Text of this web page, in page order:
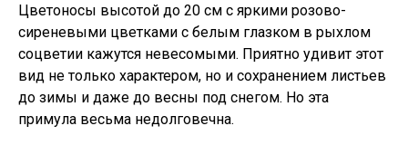
Цветоносы высотой до 20 см с яркими розово-
сиреневыми цветками с белым глазком в рыхлом
соцветии кажутся невесомыми. Приятно удивит этот
вид не только характером, но и сохранением листьев
до зимы и даже до весны под снегом. Но эта
примула весьма недолговечна.